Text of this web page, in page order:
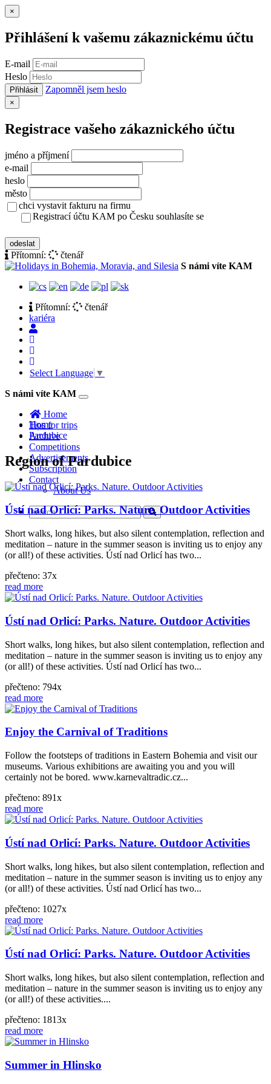
×
Přihlášení k vašemu zákaznickému účtu
E-mail
Heslo
Přihlásit Zapomněl jsem heslo
×
Registrace vašeho zákaznického účtu
jméno a příjmení
e-mail
heslo
město
chci vystavit fakturu na firmu
Registrací účtu KAM po Česku souhlasíte se
odeslat
Přítomní:
čtenář
S námi víte KAM
Přítomní:
čtenář
kariéra
Select Language ▼
S námi víte KAM
Toggle
Home
Tips for trips
Archive
Competitions
Advertisements
Subscription
Contact
About Us
Home
Pardubice
Region of Pardubice
Ústí nad Orlicí: Parks. Nature. Outdoor Activities
Short walks, long hikes, but also silent contemplation, reflection and
meditation – nature in the summer season is inviting us to enjoy any
(or all!) of these activities. Ústí nad Orlicí has two...
přečteno: 37x
read more
Ústí nad Orlicí: Parks. Nature. Outdoor Activities
Short walks, long hikes, but also silent contemplation, reflection and
meditation – nature in the summer season is inviting us to enjoy any
(or all!) of these activities. Ústí nad Orlicí has two...
přečteno: 794x
read more
Enjoy the Carnival of Traditions
Follow the footsteps of traditions in Eastern Bohemia and visit our
museums. Various exhibitions are awaiting you and you will
certainly not be bored. www.karnevaltradic.cz...
přečteno: 891x
read more
Ústí nad Orlicí: Parks. Nature. Outdoor Activities
Short walks, long hikes, but also silent contemplation, reflection and
meditation – nature in the summer season is inviting us to enjoy any
(or all!) of these activities. Ústí nad Orlicí has two...
přečteno: 1027x
read more
Ústí nad Orlicí: Parks. Nature. Outdoor Activities
Short walks, long hikes, but also silent contemplation, reflection and
meditation – nature in the summer season is inviting us to enjoy any
(or all!) of these activities....
přečteno: 1813x
read more
Summer in Hlinsko